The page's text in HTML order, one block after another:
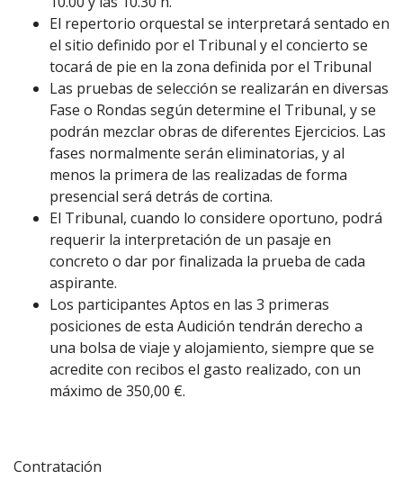
El repertorio orquestal se interpretará sentado en
el sitio definido por el Tribunal y el concierto se
tocará de pie en la zona definida por el Tribunal
Las pruebas de selección se realizarán en diversas
Fase o Rondas según determine el Tribunal, y se
podrán mezclar obras de diferentes Ejercicios. Las
fases normalmente serán eliminatorias, y al
menos la primera de las realizadas de forma
presencial será detrás de cortina.
El Tribunal, cuando lo considere oportuno, podrá
requerir la interpretación de un pasaje en
concreto o dar por finalizada la prueba de cada
aspirante.
Los participantes Aptos en las 3 primeras
posiciones de esta Audición tendrán derecho a
una bolsa de viaje y alojamiento, siempre que se
acredite con recibos el gasto realizado, con un
máximo de 350,00 €.
Contratación